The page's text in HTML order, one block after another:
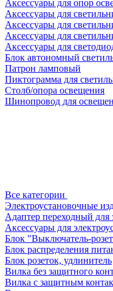
Аксессуары для опор
Аксессуары для
Аксессуары для
Аксессуары для
Аксессуары для
Блок автономный
Патрон ламповый
Пиктограмма для
Столб/опора освещения
Шинопровод для
Все категории
Электроустановочные
Адаптер переходный для
Аксессуары для
Блок "Выключатель-
Блок распределения
Блок розеток, удлинитель
Вилка без защитного
Вилка с защитным